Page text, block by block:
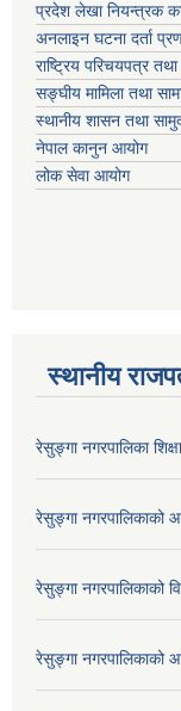
प्रदेश लेखा नियन्त्रक
अनलाइन घटना दर्ता
राष्ट्रिय परिचयपत्र
सङ्घीय मामिला तथा
स्थानीय शासन तथा
नेपाल कानुन आयोग
लोक सेवा आयोग
स्थानीय
रेसुङ्गा नगरपालिका
रेसुङ्गा नगरपालिकाको
रेसुङ्गा नगरपालिकाको
रेसुङ्गा नगरपालिकाको